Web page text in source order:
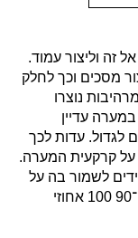
זה וליצור עמוד.
מסכים וכך לחלק
נוצרו
עדיין
לגדול. עדות לכך
על קרקעית המערה.
לשמור בה על
תנאי אקלים קבועים: 22 23 מעלות צלזיוס ו־90 100 אחוזי